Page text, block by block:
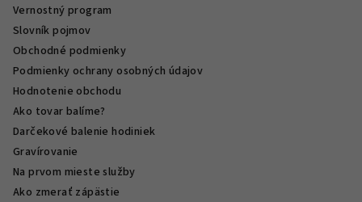
Vernostný program
Slovník pojmov
Obchodné podmienky
Podmienky ochrany osobných údajov
Hodnotenie obchodu
Ako tovar balíme?
Darčekové balenie hodiniek
Gravírovanie
Na prvom mieste služby
Ako zmerať zápästie